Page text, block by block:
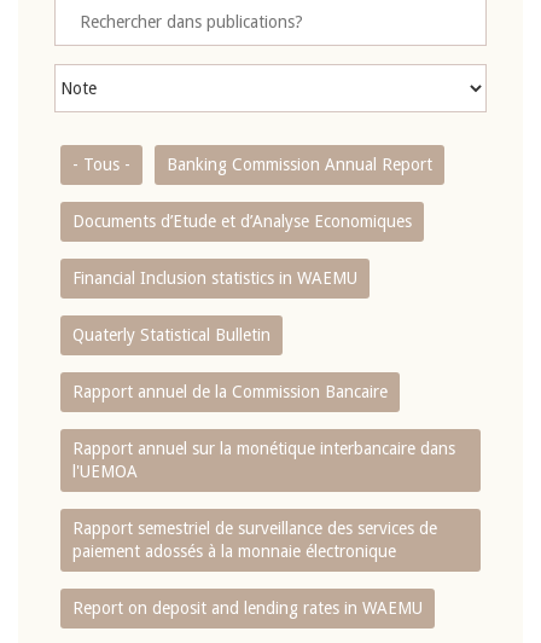
- Tous - Banking Commission Annual Report
Documents d’Etude et d’Analyse Economiques
Financial Inclusion statistics in WAEMU
Quaterly Statistical Bulletin
Rapport annuel de la Commission Bancaire
Rapport annuel sur la monétique interbancaire dans
l'UEMOA
Rapport semestriel de surveillance des services de
paiement adossés à la monnaie électronique
Report on deposit and lending rates in WAEMU